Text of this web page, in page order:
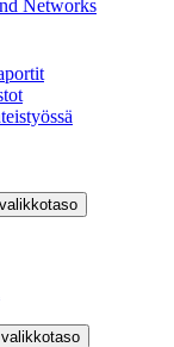
Networks